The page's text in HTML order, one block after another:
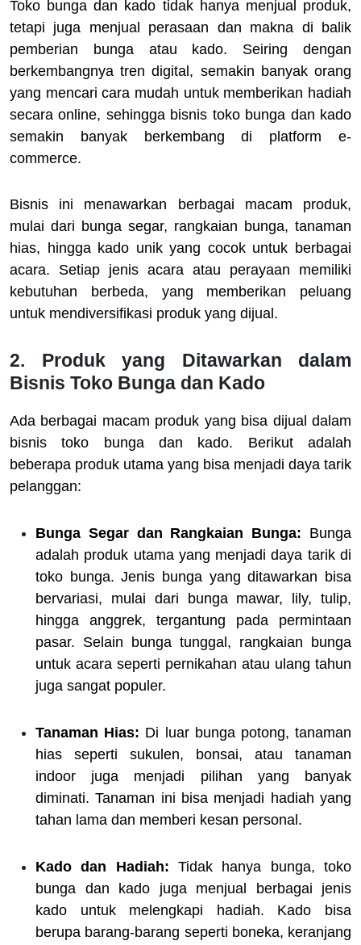
Toko bunga dan kado tidak hanya menjual produk,
tetapi juga menjual perasaan dan makna di balik
pemberian bunga atau kado. Seiring dengan
berkembangnya tren digital, semakin banyak orang
yang mencari cara mudah untuk memberikan hadiah
secara online, sehingga bisnis toko bunga dan kado
semakin banyak berkembang di platform e-
commerce.
Bisnis ini menawarkan berbagai macam produk,
mulai dari bunga segar, rangkaian bunga, tanaman
hias, hingga kado unik yang cocok untuk berbagai
acara. Setiap jenis acara atau perayaan memiliki
kebutuhan berbeda, yang memberikan peluang
untuk mendiversifikasi produk yang dijual.
2. Produk yang Ditawarkan dalam
Bisnis Toko Bunga dan Kado
Ada berbagai macam produk yang bisa dijual dalam
bisnis toko bunga dan kado. Berikut adalah
beberapa produk utama yang bisa menjadi daya tarik
pelanggan:
Bunga Segar dan Rangkaian Bunga: Bunga
adalah produk utama yang menjadi daya tarik di
toko bunga. Jenis bunga yang ditawarkan bisa
bervariasi, mulai dari bunga mawar, lily, tulip,
hingga anggrek, tergantung pada permintaan
pasar. Selain bunga tunggal, rangkaian bunga
untuk acara seperti pernikahan atau ulang tahun
juga sangat populer.
Tanaman Hias: Di luar bunga potong, tanaman
hias seperti sukulen, bonsai, atau tanaman
indoor juga menjadi pilihan yang banyak
diminati. Tanaman ini bisa menjadi hadiah yang
tahan lama dan memberi kesan personal.
Kado dan Hadiah: Tidak hanya bunga, toko
bunga dan kado juga menjual berbagai jenis
kado untuk melengkapi hadiah. Kado bisa
berupa barang-barang seperti boneka, keranjang